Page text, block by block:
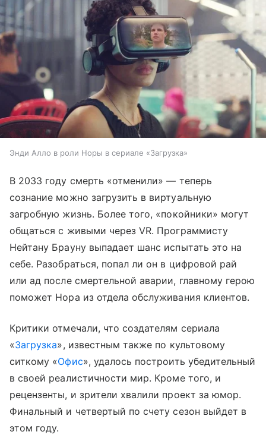
Энди Алло в роли Норы в сериале «Загрузка»
В 2033 году смерть «отменили» — теперь
сознание можно загрузить в виртуальную
загробную жизнь. Более того, «покойники» могут
общаться с живыми через VR. Программисту
Нейтану Брауну выпадает шанс испытать это на
себе. Разобраться, попал ли он в цифровой рай
или ад после смертельной аварии, главному герою
поможет Нора из отдела обслуживания клиентов.
Критики отмечали, что создателям сериала
«Загрузка», известным также по культовому
ситкому «Офис», удалось построить убедительный
в своей реалистичности мир. Кроме того, и
рецензенты, и зрители хвалили проект за юмор.
Финальный и четвертый по счету сезон выйдет в
этом году.